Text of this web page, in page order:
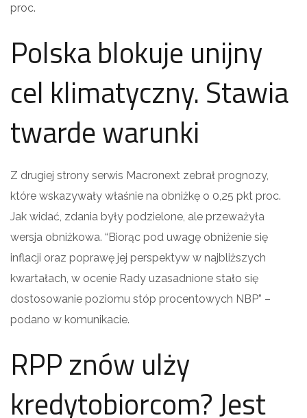
proc.
Polska blokuje unijny
cel klimatyczny. Stawia
twarde warunki
Z drugiej strony serwis Macronext zebrał prognozy,
które wskazywały właśnie na obniżkę o 0,25 pkt proc.
Jak widać, zdania były podzielone, ale przeważyła
wersja obniżkowa. “Biorąc pod uwagę obniżenie się
inflacji oraz poprawę jej perspektyw w najbliższych
kwartałach, w ocenie Rady uzasadnione stało się
dostosowanie poziomu stóp procentowych NBP” –
podano w komunikacie.
RPP znów ulży
kredytobiorcom? Jest